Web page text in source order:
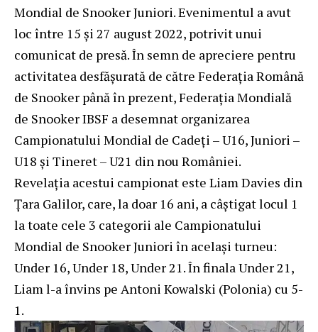
Mondial de Snooker Juniori. Evenimentul a avut
loc între 15 şi 27 august 2022, potrivit unui
comunicat de presă. În semn de apreciere pentru
activitatea desfășurată de către Federația Română
de Snooker până în prezent, Federația Mondială
de Snooker IBSF a desemnat organizarea
Campionatului Mondial de Cadeți – U16, Juniori –
U18 și Tineret – U21 din nou României.
Revelația acestui campionat este Liam Davies din
Țara Galilor, care, la doar 16 ani, a câștigat locul 1
la toate cele 3 categorii ale Campionatului
Mondial de Snooker Juniori în același turneu:
Under 16, Under 18, Under 21. În finala Under 21,
Liam l-a învins pe Antoni Kowalski (Polonia) cu 5-
1.